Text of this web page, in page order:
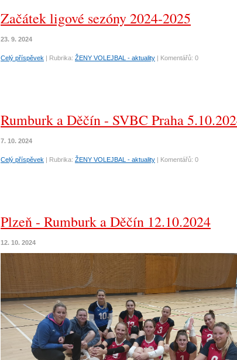
Začátek ligové sezóny 2024-2025
23. 9. 2024
Celý příspěvek | Rubrika: ŽENY VOLEJBAL - aktuality | Komentářů: 0
Rumburk a Děčín - SVBC Praha
7. 10. 2024
Celý příspěvek | Rubrika: ŽENY VOLEJBAL - aktuality | Komentářů: 0
Plzeň - Rumburk a Děčín 12.10.2024
12. 10. 2024